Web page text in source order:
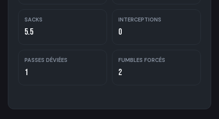
SACKS
5.5
INTERCEPTIONS
0
PASSES DÉVIÉES
1
FUMBLES FORCÉS
2